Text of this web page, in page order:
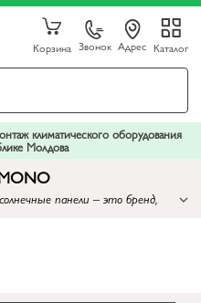
Корзина Звонок Адрес Каталог
климатического оборудования
Молдова
панели – это бренд,